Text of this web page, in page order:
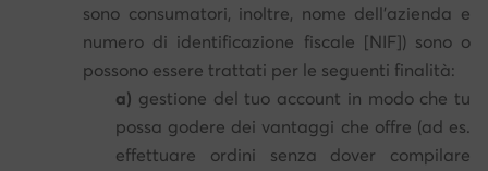
sono consumatori, inoltre, nome dell'azienda e
numero di identificazione fiscale [NIF]) sono o
possono essere trattati per le seguenti finalità:
a) gestione del tuo account in modo che tu
possa godere dei vantaggi che offre (ad es.
effettuare ordini senza dover compilare